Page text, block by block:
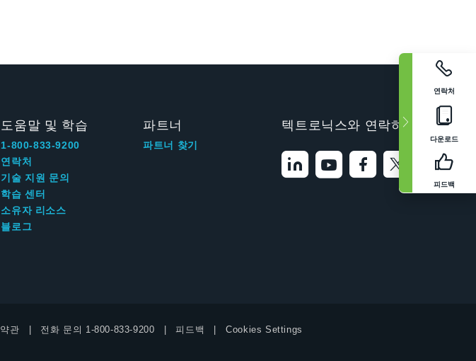
연락처
다운로드
피드백
도움말 및 학습
1-800-833-9200
연락처
기술 지원 문의
학습 센터
소유자 리소스
블로그
파트너
파트너 찾기
텍트로닉스와 연락하기
약관 전화 문의 1-800-833-9200 피드백 Cookies Settings